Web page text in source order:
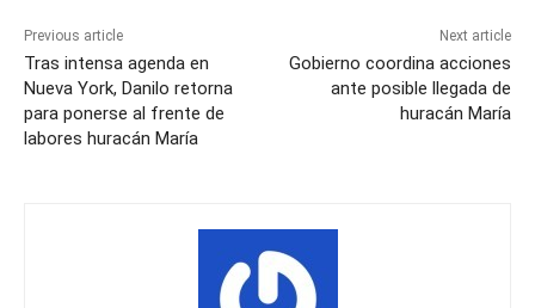
Previous article
Tras intensa agenda en
Nueva York, Danilo retorna
para ponerse al frente de
labores huracán María
Next article
Gobierno coordina acciones
ante posible llegada de
huracán María